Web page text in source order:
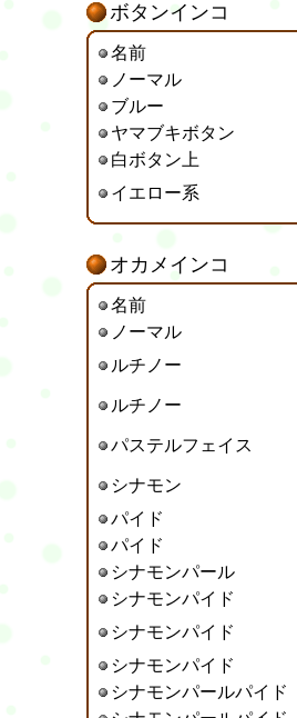
ボタンインコ
名前
ノーマル
ブルー
ヤマブキボタン
白ボタン 上
イエロー系
オカメインコ
名前
ノーマル
ルチノー
ルチノー
パステルフェイス
シナモン
パイド
パイド
シナモンパール
シナモンパイド
シナモンパイド
シナモンパイド
シナモンパールパイド